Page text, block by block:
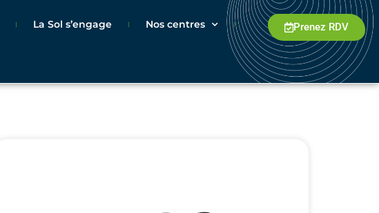
La Sol s’engage Nos centres Prenez RDV